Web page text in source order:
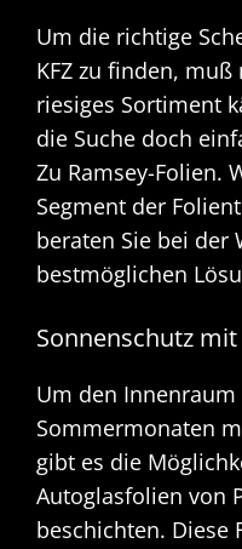
Um die richtige
KFZ zu finden,
riesiges Sortiment
die Suche doch
Zu Ramsey-Folien.
Segment der
beraten Sie bei der
bestmöglichen
Sonnenschutz
Um den Innenraum
Sommermonaten
gibt es die
Autoglasfolien von
beschichten. Diese